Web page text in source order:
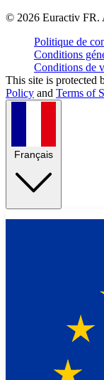
© 2026 Euractiv FR.
Politique de
Conditions
Conditions de
This site is
Policy and Terms of
Français